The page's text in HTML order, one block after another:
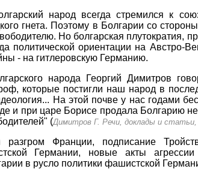
народ всегда стремился к
гнета. Поэтому в Болгарии со
Но болгарская плутократия,
политической ориентации на Австро-
- на гитлеровскую Германию.
народа Георгий Димитров
которые постигли наш народ в
На этой почве у нас годами
и при царе Борисе продала Болгарию
(Димитров Г. Речи, доклады и
разгром Франции, подписание
Германии, новые акты
в русло политики фашистской